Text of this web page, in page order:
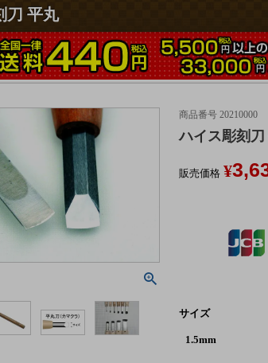
刀 平丸
商品番号 20210000
ハイス彫刻
販売価格 ¥
サイズ
1.5mm